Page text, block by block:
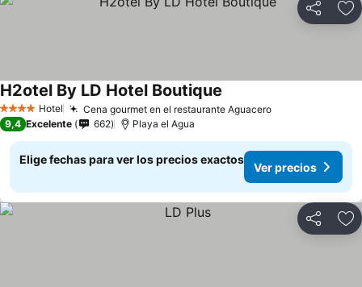
Compartir
4 EstrellasHotel Cena gourmet en el restaurante Aguacero
H2otel By LD Hotel Boutique
9,4 Excelente 662 Playa el Agua
Elige fechas para ver los precios exactos
Ver precios
Compartir